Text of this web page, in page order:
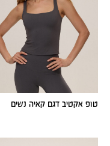
טופ אקטיב דגם קאיה נשים